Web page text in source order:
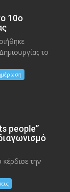
10ο
το
people”
την